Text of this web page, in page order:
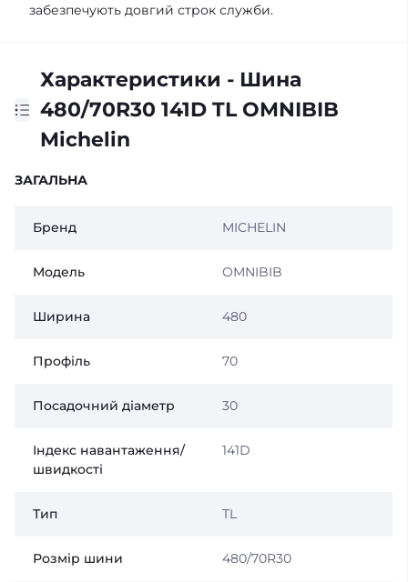
забезпечують довгий строк служби.
Характеристики - Шина
480/70R30 141D TL OMNIBIB
Michelin
ЗАГАЛЬНА
Бренд MICHELIN
Модель OMNIBIB
Ширина 480
Профіль 70
Посадочний діаметр 30
Індекс навантаження/
швидкості
141D
Тип TL
Розмір шини 480/70R30